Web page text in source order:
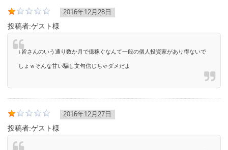
2016年12月28日
投稿者:ゲスト様
↓皆さんのいう通り数か月で億稼ぐなんて一般の個人投資家があり得ないで
しょｗそんな甘い騙し文句信じちゃダメだよ
2016年12月27日
投稿者:ゲスト様